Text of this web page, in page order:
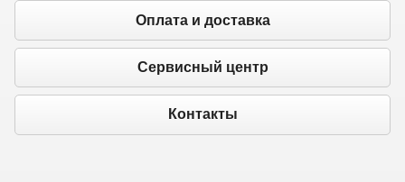
Оплата и доставка
Сервисный центр
Контакты